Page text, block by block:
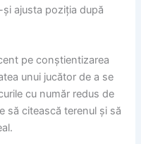
ajusta poziția după
pe conștientizarea
unui jucător de a se
cu număr redus de
să citească terenul și să